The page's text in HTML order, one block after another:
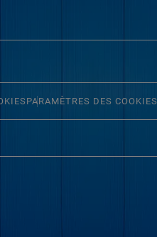
PARAMÈTRES DES COOKIES